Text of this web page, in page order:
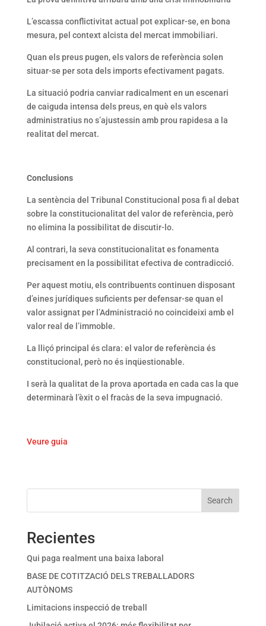
L’escassa conflictivitat actual pot explicar-se, en bona
mesura, pel context alcista del mercat immobiliari.
Quan els preus pugen, els valors de referència solen
situar-se per sota dels imports efectivament pagats.
La situació podria canviar radicalment en un escenari
de caiguda intensa dels preus, en què els valors
administratius no s’ajustessin amb prou rapidesa a la
realitat del mercat.
Conclusions
La sentència del Tribunal Constitucional posa fi al debat
sobre la constitucionalitat del valor de referència, però
no elimina la possibilitat de discutir-lo.
Al contrari, la seva constitucionalitat es fonamenta
precisament en la possibilitat efectiva de contradicció.
Per aquest motiu, els contribuents continuen disposant
d’eines jurídiques suficients per defensar-se quan el
valor assignat per l’Administració no coincideixi amb el
valor real de l’immoble.
La lliçó principal és clara: el valor de referència és
constitucional, però no és inqüestionable.
I serà la qualitat de la prova aportada en cada cas la que
determinarà l’èxit o el fracàs de la seva impugnació.
Veure guia
Search
Recientes
Qui paga realment una baixa laboral
BASE DE COTITZACIÓ DELS TREBALLADORS
AUTÒNOMS
Limitacions inspecció de treball